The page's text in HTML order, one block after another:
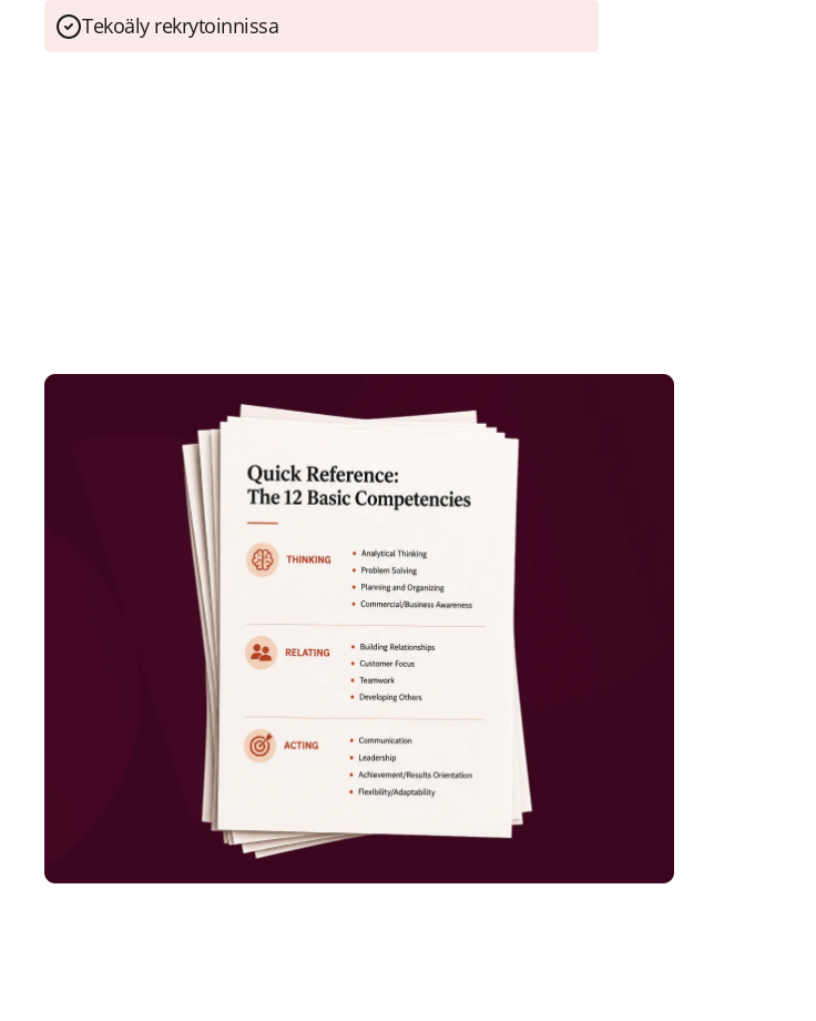
Tekoäly rekrytoinnissa